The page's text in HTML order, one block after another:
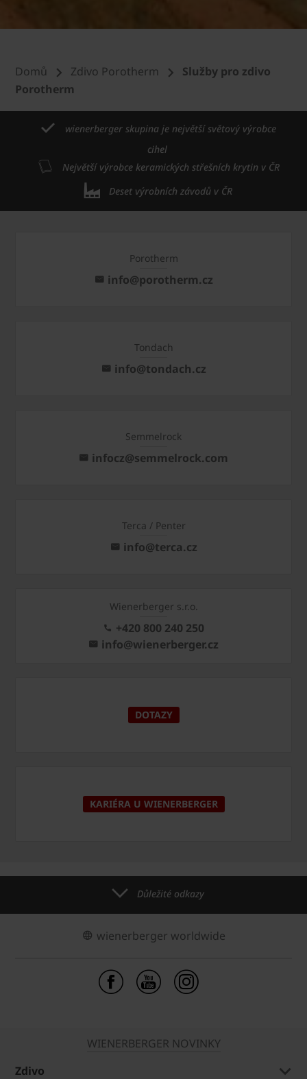
Domů Zdivo Porotherm
Služby pro zdivo
Porotherm
wienerberger skupina je největší světový výrobce
cihel
Největší výrobce keramických střešních krytin v ČR
Deset výrobních závodů v ČR
Porotherm
info@porotherm.cz
Tondach
info@tondach.cz
Semmelrock
infocz@semmelrock.com
Terca / Penter
info@terca.cz
Wienerberger s.r.o.
+420 800 240 250
info@wienerberger.cz
DOTAZY
KARIÉRA U WIENERBERGER
Důležité odkazy
wienerberger worldwide
WIENERBERGER NOVINKY
Zdivo